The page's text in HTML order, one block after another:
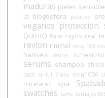
maduras pieles
la blogósfera
positivo
veganos protección
QUIERO Raise rayos real
revlon rimmel roby roc
hansen
sauna
serums shampoo
tacc sinful Sisley skin1004
micelares
spa
swatches tarte tatuajes